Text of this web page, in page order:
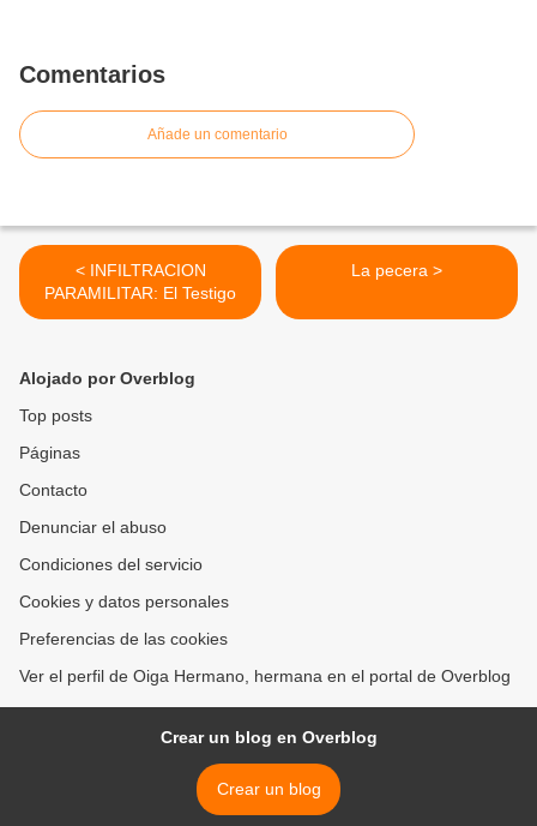
Comentarios
Añade un comentario
< INFILTRACION
PARAMILITAR: El Testigo
La pecera >
Alojado por Overblog
Top posts
Páginas
Contacto
Denunciar el abuso
Condiciones del servicio
Cookies y datos personales
Preferencias de las cookies
Ver el perfil de Oiga Hermano, hermana en el portal de Overblog
Crear un blog en Overblog
Crear un blog